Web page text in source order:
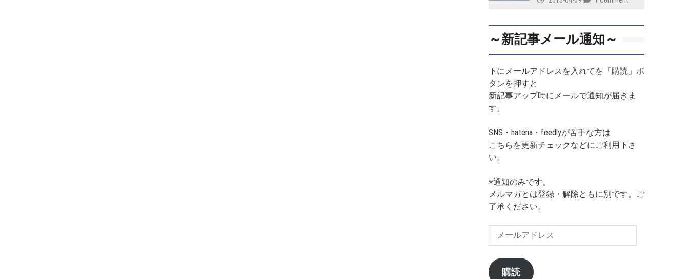
～新記事メール通知～
下にメールアドレスを入れてを「購読」ボ
タンを押すと
新記事アップ時にメールで通知が届きま
す。
SNS・hatena・feedlyが苦手な方は
こちらを更新チェックなどにご利用下さ
い。
※通知のみです。
メルマガとは登録・解除ともに別です。ご
了承ください。
ア
購読